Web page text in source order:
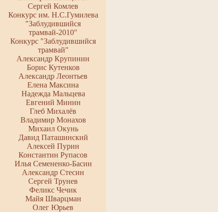
Сергей Комлев
Конкурс им. Н.С.Гумилева
"Заблудившийся
трамвай-2010"
Конкурс "Заблудившийся
трамвай"
Александр Крупинин
Борис Кутенков
Александр Леонтьев
Елена Максина
Надежда Мальцева
Евгений Минин
Глеб Михалёв
Владимир Монахов
Михаил Окунь
Давид Паташинский
Алексей Пурин
Константин Рупасов
Илья Семененко-Басин
Александр Стесин
Сергей Трунев
Феликс Чечик
Майя Шварцман
Олег Юрьев